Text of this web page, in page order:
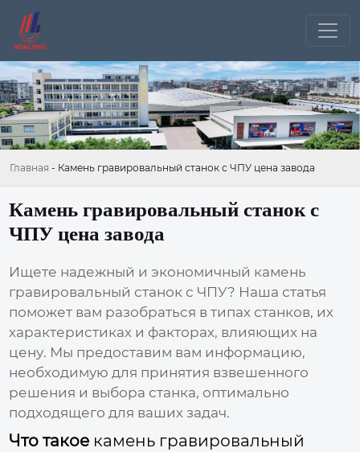
Главная - Камень гравировальный станок с ЧПУ цена завода
Камень гравировальный станок с
ЧПУ цена завода
Ищете надежный и экономичный камень
гравировальный станок с ЧПУ? Наша статья
поможет вам разобраться в типах станков, их
характеристиках и факторах, влияющих на
цену. Мы предоставим вам информацию,
необходимую для принятия взвешенного
решения и выбора станка, оптимально
подходящего для ваших задач.
Что такое камень гравировальный